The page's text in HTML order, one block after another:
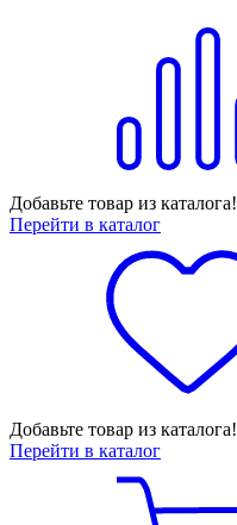
Добавьте товар из каталога!
Перейти в каталог
Добавьте товар из каталога!
Перейти в каталог